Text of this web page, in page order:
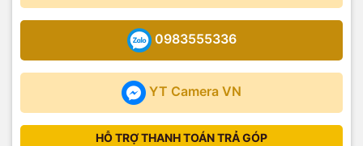
YT Camera VN
0983555336
HỖ TRỢ THANH TOÁN TRẢ GÓP